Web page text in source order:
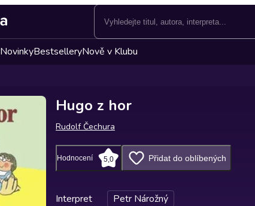
NovinkyBestselleryNově v Klubu
Hugo z hor
Rudolf Čechura
Hodnocení 5,0 Přidat do oblíbených
Interpret
Petr Nárožný